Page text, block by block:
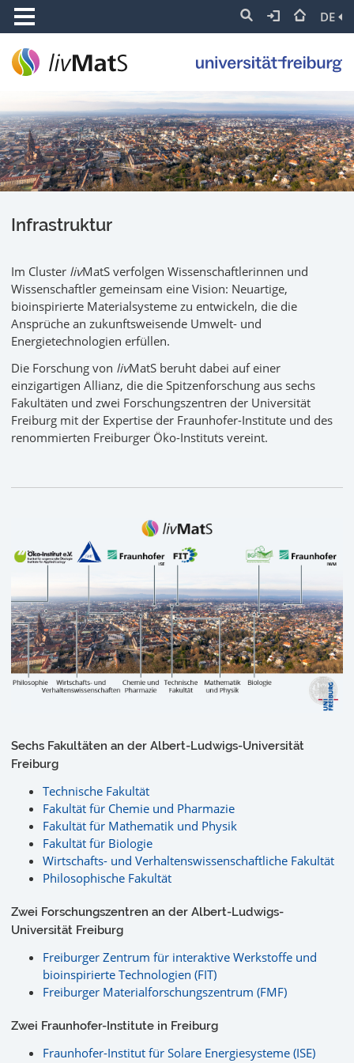
DE
Infrastruktur
Im Cluster livMatS verfolgen Wissenschaftlerinnen und
Wissenschaftler gemeinsam eine Vision: Neuartige,
bioinspirierte Materialsysteme zu entwickeln, die die
Ansprüche an zukunftsweisende Umwelt- und
Energietechnologien erfüllen.
Die Forschung von livMatS beruht dabei auf einer
einzigartigen Allianz, die die Spitzenforschung aus sechs
Fakultäten und zwei Forschungszentren der Universität
Freiburg mit der Expertise der Fraunhofer-Institute und des
renommierten Freiburger Öko-Instituts vereint.
Sechs Fakultäten an der Albert-Ludwigs-Universität
Freiburg
Technische Fakultät
Fakultät für Chemie und Pharmazie
Fakultät für Mathematik und Physik
Fakultät für Biologie
Wirtschafts- und Verhaltenswissenschaftliche Fakultät
Philosophische Fakultät
Zwei Forschungszentren an der Albert-Ludwigs-
Universität Freiburg
Freiburger Zentrum für interaktive Werkstoffe und
bioinspirierte Technologien (FIT)
Freiburger Materialforschungszentrum (FMF)
Zwei Fraunhofer-Institute in Freiburg
Fraunhofer-Institut für Solare Energiesysteme (ISE)